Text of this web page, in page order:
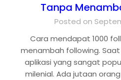
Tanpa
Posted on
Cara mendapat 1000
menambah following.
aplikasi yang sangat
milenial. Ada jutaan